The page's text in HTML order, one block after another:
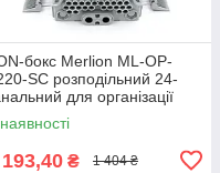
бокс Merlion ML-OP-
SC розподільний 24-
для організації
оптичних мереж з
SC Simplex та
₴ 1 404 ₴